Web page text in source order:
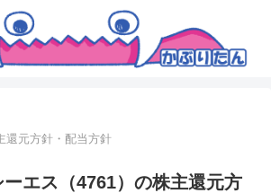
還元方針・配当方針
エス（4761）の株主還元方